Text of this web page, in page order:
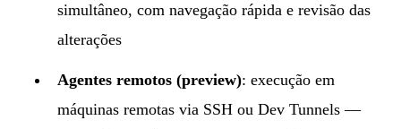
simultâneo, com navegação rápida e revisão das
alterações
Agentes remotos (preview): execução em
máquinas remotas via SSH ou Dev Tunnels —